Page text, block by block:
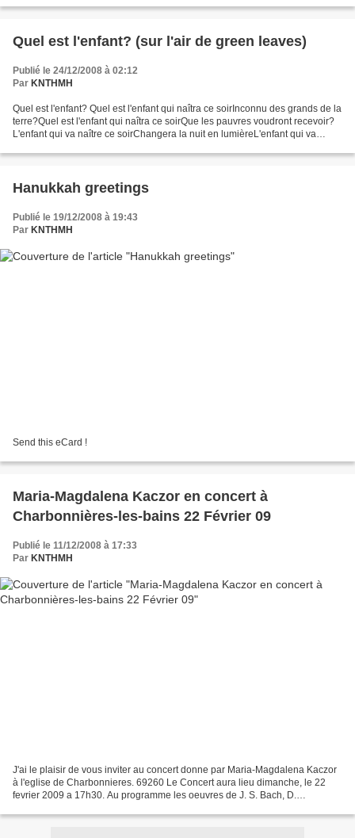
Quel est l'enfant? (sur l'air de green leaves)
Publié le 24/12/2008 à 02:12
Par KNTHMH
Quel est l'enfant? Quel est l'enfant qui naîtra ce soirInconnu des grands de la
terre?Quel est l'enfant qui naîtra ce soirQue les pauvres voudront recevoir?
L'enfant qui va naître ce soirChangera la nuit en lumièreL'enfant qui va
Hanukkah greetings
Publié le 19/12/2008 à 19:43
Par KNTHMH
Send this eCard !
Maria-Magdalena Kaczor en concert à
Charbonnières-les-bains 22 Février 09
Publié le 11/12/2008 à 17:33
Par KNTHMH
J'ai le plaisir de vous inviter au concert donne par Maria-Magdalena Kaczor
à l'eglise de Charbonnieres. 69260 Le Concert aura lieu dimanche, le 22
fevrier 2009 a 17h30. Au programme les oeuvres de J. S. Bach, D.